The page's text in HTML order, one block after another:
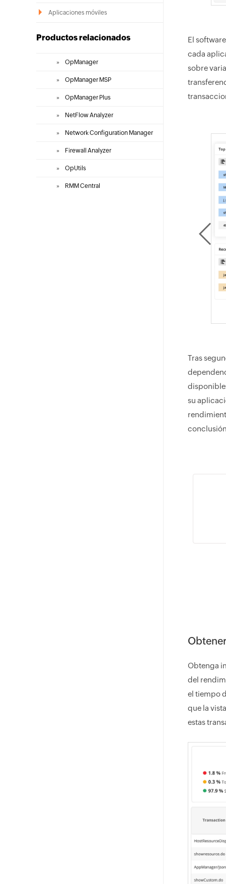
Aplicaciones móviles
Productos relacionados
» OpManager
» OpManager MSP
» OpManager Plus
» NetFlow Analyzer
» Network Configuration Manager
» Firewall Analyzer
» OpUtils
» RMM Central
El
cada
sobre
Tras
su
Obtenga
del
el tiempo
que la
estas